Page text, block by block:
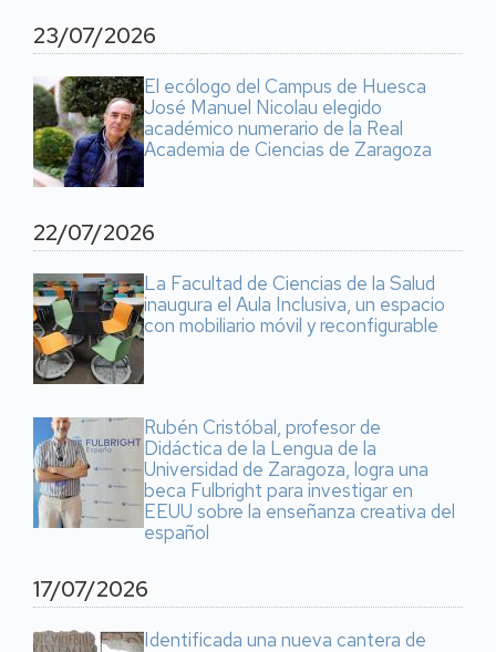
23/07/2026
El ecólogo del Campus de Huesca
José Manuel Nicolau elegido
académico numerario de la Real
Academia de Ciencias de Zaragoza
22/07/2026
La Facultad de Ciencias de la Salud
inaugura el Aula Inclusiva, un espacio
con mobiliario móvil y reconfigurable
Rubén Cristóbal, profesor de
Didáctica de la Lengua de la
Universidad de Zaragoza, logra una
beca Fulbright para investigar en
EEUU sobre la enseñanza creativa del
español
17/07/2026
Identificada una nueva cantera de